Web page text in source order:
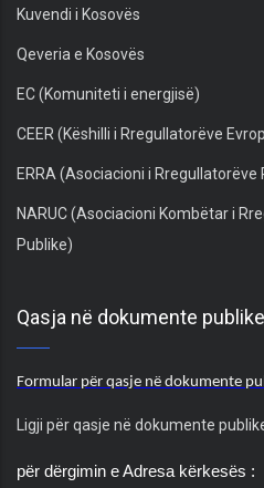
Kuvendi i Kosovës
Qeveria e Kosovës
EC (Komuniteti i energjisë)
CEER (Këshilli i Rregullatorëve
ERRA (Asociacioni i Rregullatorëve
NARUC (Asociacioni Kombëtar i
Publike)
Qasja në dokumente publike
Formular për qasje në dokumente
Ligji për qasje në dokumente
për dërgimin e Adresa kërkesës :